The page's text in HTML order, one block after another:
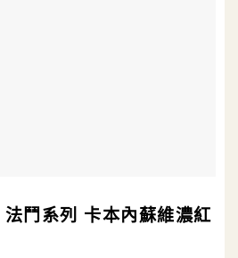
鬥系列 卡本內蘇維濃紅